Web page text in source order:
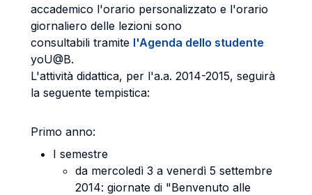
accademico l'orario personalizzato e l'orario
giornaliero delle lezioni sono
consultabili tramite l'Agenda dello studente
yoU@B.
L'attività didattica, per l'a.a. 2014-2015, seguirà
la seguente tempistica:
Primo anno:
I semestre
da mercoledì 3 a venerdì 5 settembre
2014: giornate di "Benvenuto alle